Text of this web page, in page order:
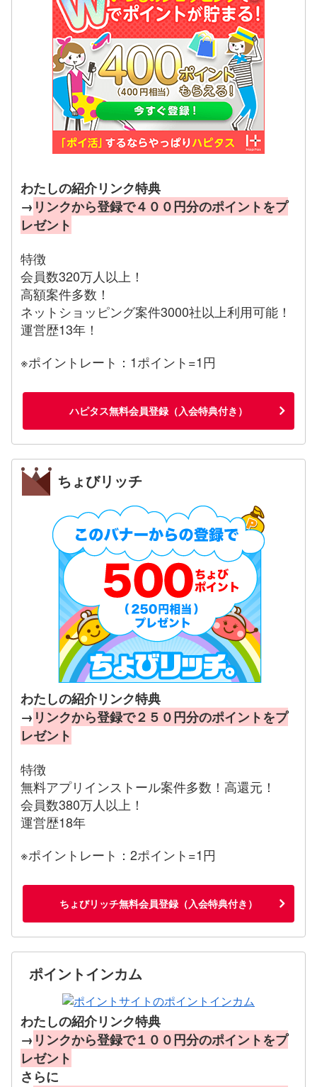
わたしの紹介リンク特典
→ リンクから登録で４００円分のポイントをプ
レゼント
特徴
会員数320万人以上！
高額案件多数！
ネットショッピング案件3000社以上利用可能！
運営歴13年！
※ポイントレート：1ポイント=1円
ハピタス無料会員登録（入会特典付き）
ちょびリッチ
わたしの紹介リンク特典
→ リンクから登録で２５０円分のポイントをプ
レゼント
特徴
無料アプリインストール案件多数！高還元！
会員数380万人以上！
運営歴18年
※ポイントレート：2ポイント=1円
ちょびリッチ無料会員登録（入会特典付き）
ポイントインカム
わたしの紹介リンク特典
→ リンクから登録で１００円分のポイントをプ
レゼント
さらに